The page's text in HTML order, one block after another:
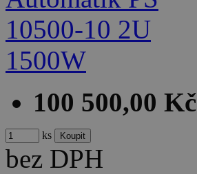
100 500,00 Kč
ks
bez DPH